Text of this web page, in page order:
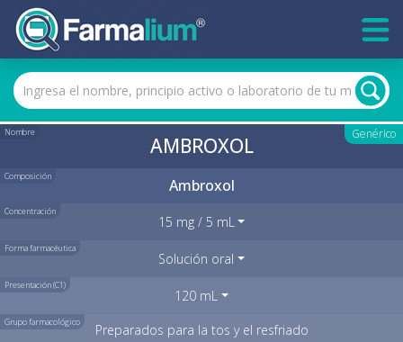
Nombre Genérico
AMBROXOL
Composición Ambroxol
Concentración
15 mg / 5 mL
Forma farmacéutica
Solución oral
Presentación (C1)
120 mL
Grupo farmacológico Preparados para la tos y el resfriado